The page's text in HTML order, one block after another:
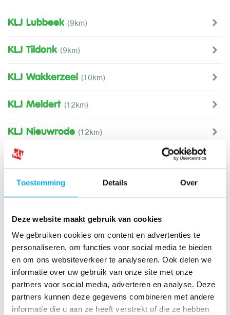
Toestemming Details Over
Deze website maakt gebruik van cookies
We gebruiken cookies om content en advertenties te
personaliseren, om functies voor social media te bieden
en om ons websiteverkeer te analyseren. Ook delen we
informatie over uw gebruik van onze site met onze
partners voor social media, adverteren en analyse. Deze
partners kunnen deze gegevens combineren met andere
informatie die u aan ze heeft verstrekt of die ze hebben
KLJ Lubbeek (9km)
KLJ Tildonk (9km)
KLJ Wakkerzeel (10km)
KLJ Meldert (12km)
KLJ Nieuwrode (12km)
KLJ Meensel-Kiezegem
KLJ Vissenaken (14km)
KLJ Keerbergen (16km)
KLJ Schiplaken
KLJ Molenbeek-Wersbeek(17km)
KLJ Schriek(17km)